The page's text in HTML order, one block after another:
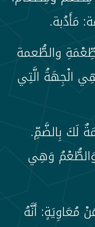
مَأَدُبة.
والطُّعمة
الْجِهَةُ الَّتِي
لَكَ بِالضَّمِّ.
وَهِي
مُعَاوِيَةٍ: أَنَّهُ